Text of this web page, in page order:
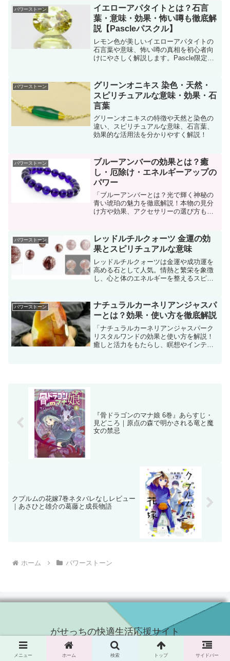
パワーストーン
イエローアパタイトとは？石言
葉・意味・効果・怖い噂も徹底解
説【Pascleパスクル】
レモン色が美しいイエローアパタイトの
石言葉や意味、怖い噂の真相を初心者向
けにやさしく解説します。Pascle限定情
パワーストーン
グリーンオニキス 染色・天然・
スピリチュアルな意味・効果・石
言葉
グリーンオニキスの特徴や天然と染色の
違い、スピリチュアルな意味、石言葉、
効果的な活用法を分かりやすく解説！
パワーストーン
ブルーアンバーの効果とは？癒
し・厄除け・エネルギーアップの
パワー
「ブルーアンバーとは？光で輝く神秘の
青い琥珀の魅力を徹底解説！本物の見分
け方や効果、アクセサリーの選び方もご
パワーストーン
レッドルチルクォーツ 金運の効
果とスピリチュアルな意味
レッドルチルクォーツは金運や成功運を
高める石として人気。情熱と繁栄を象徴
し、心と体のエネルギーを整えるスピリ
パワーストーン
ナチュラルカーネリアンジャスパ
ーとは？効果・使い方を徹底解説
「ナチュラルカーネリアンジャスパーク
リスタルワンドの効果と使い方を解説！
癒しと活力をもたらし、瞑想やインテリ
『骨ドラゴンのマナ娘 6巻』あらすじ・
見どころ｜原点の森で明かされる竜と魔
女の禁忌
クプルムの花嫁7巻ネタバレなしレビュー
｜あさひと雄介の葛藤と成長物語
ホーム パワーストーン
がせっちの快適生活応援サイト
© 2024 がせっちの快適生活応援サイト.
メニュー ホーム 検索 トップ サイドバー